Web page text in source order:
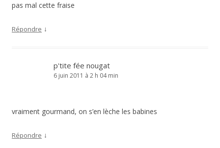
pas mal cette fraise
Répondre ↓
p'tite fée nougat
6 juin 2011 à 2 h 04 min
vraiment gourmand, on s’en lèche les babines
Répondre ↓